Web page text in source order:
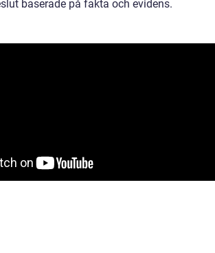
baserade på fakta och evidens.